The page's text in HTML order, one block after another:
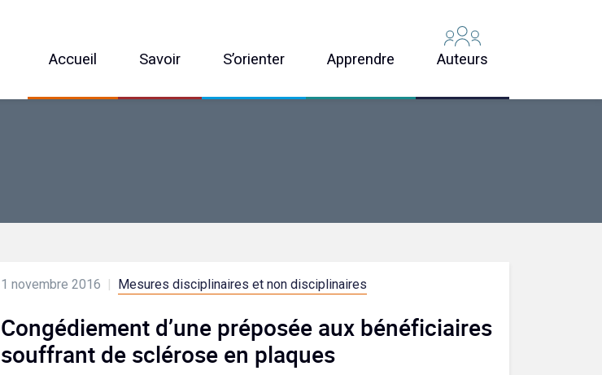
Accueil Savoir S’orienter Apprendre Auteurs
1 novembre 2016 Mesures disciplinaires et non disciplinaires
Congédiement d’une préposée aux bénéficiaires
souffrant de sclérose en plaques